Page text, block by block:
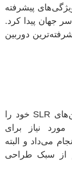
پیشرفته
جهان پیدا کرد.
دوربین
SLR خود را
نیاز برای
می‌داد و البته
از سبک طراحی